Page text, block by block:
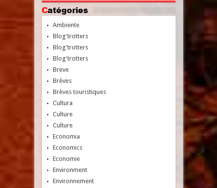
Catégories
Ambiente
Blog'trotters
Blog'trotters
Blog'trotters
Breve
Brèves
Brèves touristiques
Cultura
Culture
Culture
Economia
Economics
Economie
Environment
Environnement